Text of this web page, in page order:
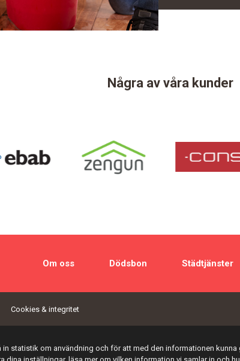
Några av våra kunder
Om oss Dödsbon Städtjänster
Cookies & integritet
statistik om användning och för att med den informationen kunna
inställningar, läsa mer om vilken information vi samlar in och